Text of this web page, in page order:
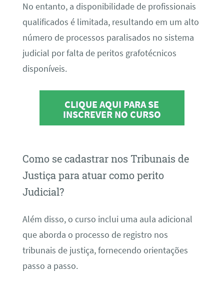
No entanto, a disponibilidade de profissionais
qualificados é limitada, resultando em um alto
número de processos paralisados no sistema
judicial por falta de peritos grafotécnicos
disponíveis.
CLIQUE AQUI PARA SE
INSCREVER NO CURSO
Como se cadastrar nos Tribunais de
Justiça para atuar como perito
Judicial?
Além disso, o curso inclui uma aula adicional
que aborda o processo de registro nos
tribunais de justiça, fornecendo orientações
passo a passo.